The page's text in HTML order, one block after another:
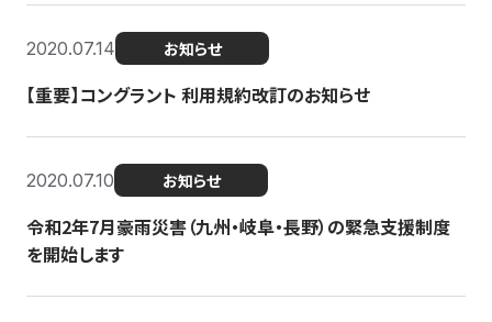
2020.07.14 お知らせ
【重要】コングラント 利用規約改訂のお知らせ
2020.07.10 お知らせ
令和2年7月豪雨災害（九州・岐阜・長野）の緊急支援制度
を開始します